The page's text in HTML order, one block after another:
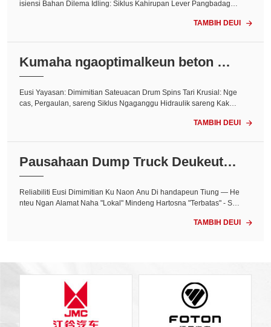
isiensi Bahan Dilema Idling: Siklus Kahirupan Lever Pangbadagna
a kalolobaan jalma ngadangu 'kelestarian' sareng 'konstruksi ...
TAMBIH DEUI 
Kumaha ngaoptimalkeun beton mi
xer treuk drum effic ...<
Eusi Yayasan: Dimimitian Sateuacan Drum Spins Tari Krusial: Nge
cas, Pergaulan, sareng Siklus Ngaganggu Hidraulik sareng Kakuat
Treuk: Koordinasi Situs & Méter Terakhir Bungkus Ieu: Pola Pikir, H
TAMBIH DEUI 
Pausahaan Dump Truck Deukeut K
uring pikeun Lokal Diandelkeun...<
Reliabiliti Eusi Dimimitian Ku Naon Anu Di handapeun Tiung — He
nteu Ngan Alamat Naha "Lokal" Mindeng Hartosna "Terbatas" - Sar
okal - Kumaha Hiji Platform Ngajambatan Gap Kumaha Pilih - Tanp
TAMBIH DEUI 